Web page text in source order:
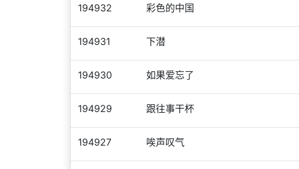
194932 彩色的中国
194931 下潜
194930 如果爱忘了
194929 跟往事干杯
194927 唉声叹气